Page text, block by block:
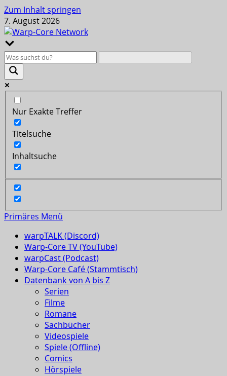
Zum Inhalt springen
7. August 2026
Nur Exakte Treffer
Titelsuche
Inhaltsuche
Primäres Menü
warpTALK (Discord)
Warp-Core TV (YouTube)
warpCast (Podcast)
Warp-Core Café (Stammtisch)
Datenbank von A bis Z
Serien
Filme
Romane
Sachbücher
Videospiele
Spiele (Offline)
Comics
Hörspiele